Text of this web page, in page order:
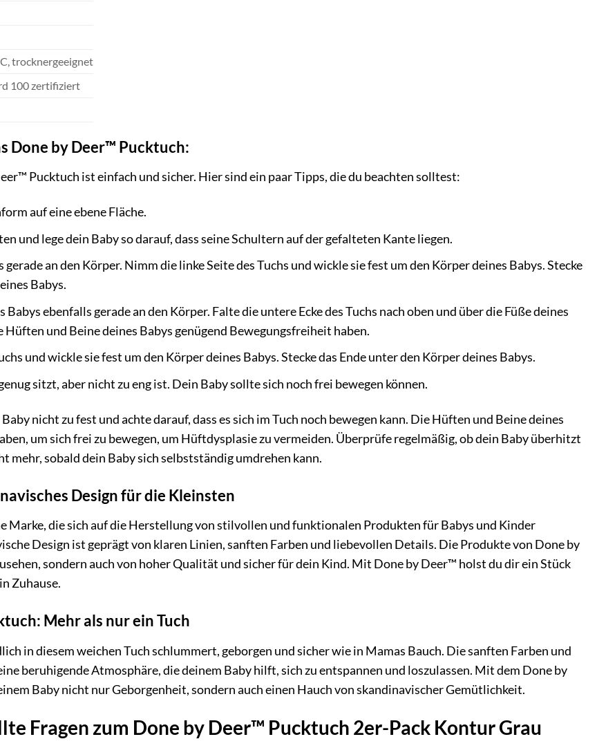
trocknergeeignet
100 zertifiziert
Done by Deer™ Pucktuch:
Pucktuch ist einfach und sicher. Hier sind ein paar Tipps, die du beachten solltest:
auf eine ebene Fläche.
und lege dein Baby so darauf, dass seine Schultern auf der gefalteten Kante liegen.
gerade an den Körper. Nimm die linke Seite des Tuchs und wickle sie fest um den Körper deines Babys. Stecke
Babys.
Babys ebenfalls gerade an den Körper. Falte die untere Ecke des Tuchs nach oben und über die Füße deines
Hüften und Beine deines Babys genügend Bewegungsfreiheit haben.
und wickle sie fest um den Körper deines Babys. Stecke das Ende unter den Körper deines Babys.
sitzt, aber nicht zu eng ist. Dein Baby sollte sich noch frei bewegen können.
Baby nicht zu fest und achte darauf, dass es sich im Tuch noch bewegen kann. Die Hüften und Beine deines
um sich frei zu bewegen, um Hüftdysplasie zu vermeiden. Überprüfe regelmäßig, ob dein Baby überhitzt
mehr, sobald dein Baby sich selbstständig umdrehen kann.
Design für die Kleinsten
Marke, die sich auf die Herstellung von stilvollen und funktionalen Produkten für Babys und Kinder
Design ist geprägt von klaren Linien, sanften Farben und liebevollen Details. Die Produkte von Done by
sondern auch von hoher Qualität und sicher für dein Kind. Mit Done by Deer™ holst du dir ein Stück
Zuhause.
Mehr als nur ein Tuch
in diesem weichen Tuch schlummert, geborgen und sicher wie in Mamas Bauch. Die sanften Farben und
beruhigende Atmosphäre, die deinem Baby hilft, sich zu entspannen und loszulassen. Mit dem Done by
Baby nicht nur Geborgenheit, sondern auch einen Hauch von skandinavischer Gemütlichkeit.
Fragen zum Done by Deer™ Pucktuch 2er-Pack Kontur Grau